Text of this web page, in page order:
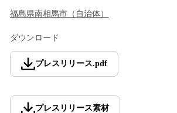
福島県南相馬市 （ 自治体）
ダウンロード
プレスリリース.pdf
プレスリリース素材